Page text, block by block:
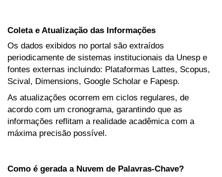
Coleta e Atualização das Informações
Os dados exibidos no portal são extraídos
periodicamente de sistemas institucionais da Unesp e
fontes externas incluindo: Plataformas Lattes, Scopus,
Scival, Dimensions, Google Scholar e Fapesp.
As atualizações ocorrem em ciclos regulares, de
acordo com um cronograma, garantindo que as
informações reflitam a realidade acadêmica com a
máxima precisão possível.
Como é gerada a Nuvem de Palavras-Chave?